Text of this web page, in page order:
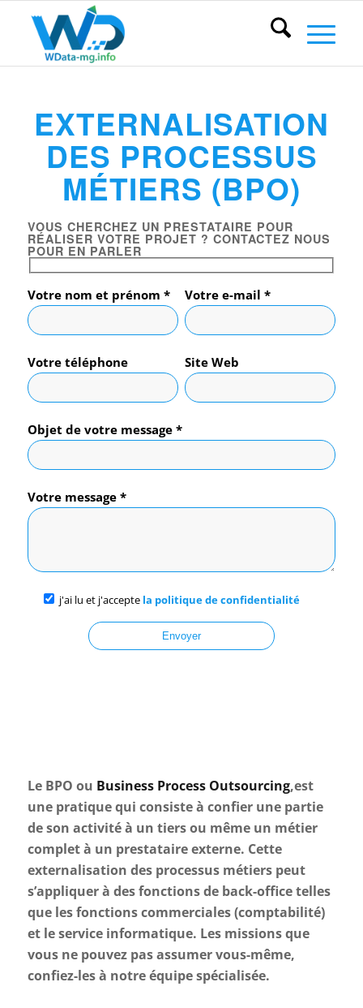
EXTERNALISATION
DES PROCESSUS
MÉTIERS (BPO)
VOUS CHERCHEZ UN PRESTATAIRE POUR
RÉALISER VOTRE PROJET ? CONTACTEZ NOUS
POUR EN PARLER
Votre nom et prénom *
Votre téléphone
Votre e-mail *
Site Web
Objet de votre message *
Votre message *
j'ai lu et j'accepte la politique de confidentialité
Le BPO ou Business Process Outsourcing,est
une pratique qui consiste à confier une partie
de son activité à un tiers ou même un métier
complet à un prestataire externe. Cette
externalisation des processus métiers peut
s’appliquer à des fonctions de back-office telles
que les fonctions commerciales (comptabilité)
et le service informatique. Les missions que
vous ne pouvez pas assumer vous-même,
confiez-les à notre équipe spécialisée.